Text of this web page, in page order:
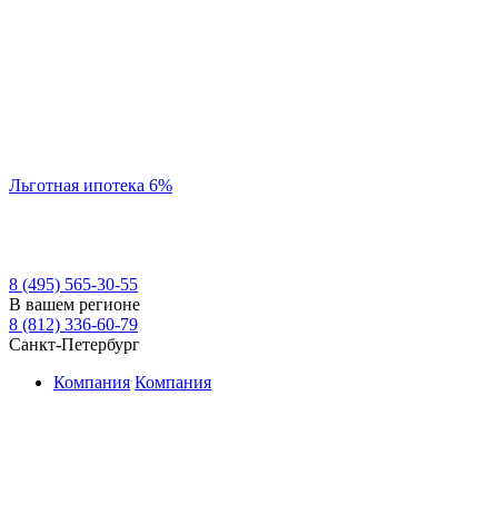
Льготная ипотека 6%
8 (495) 565-30-55
В вашем регионе
8 (812) 336-60-79
Санкт-Петербург
Компания Компания